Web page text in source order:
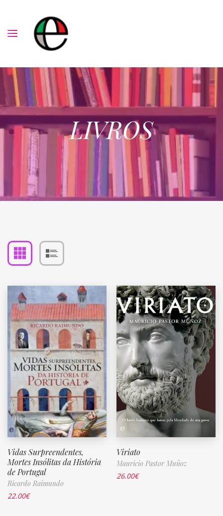
LIVROS
Vidas Surpreendentes,
Mortes Insólitas da História
de Portugal
Ricardo Raimundo
22.00€
Viriato
Mauricio Pastor Muñoz
26.00€